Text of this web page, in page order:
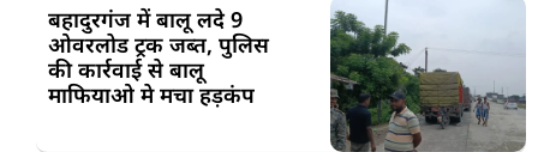
बहादुरगंज में बालू लदे 9
ओवरलोड ट्रक जब्त, पुलिस
की कार्रवाई से बालू
माफियाओ मे मचा हड़कंप